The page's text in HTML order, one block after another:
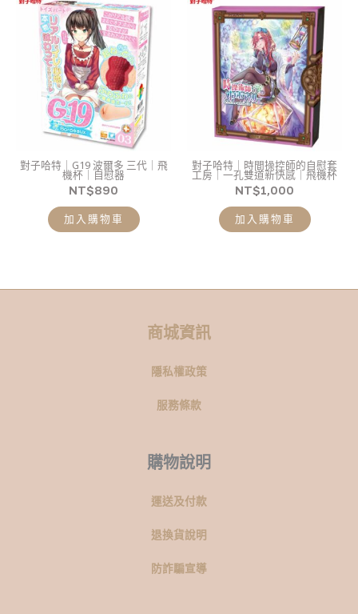
對子哈特｜G19 波爾多 三代｜飛
機杯｜自慰器
NT$890
加入購物車
對子哈特｜時間操控師的自慰套
工房｜一孔雙道新快感｜飛機杯
NT$1,000
加入購物車
商城資訊
隱私權政策
服務條款
購物說明
運送及付款
退換貨說明
防詐騙宣導